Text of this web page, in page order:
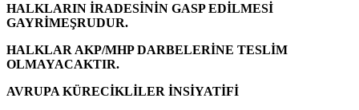
HALKLARIN İRADESİNİN GASP EDİLMESİ
GAYRİMEŞRUDUR.
HALKLAR AKP/MHP DARBELERİNE TESLİM
OLMAYACAKTIR.
AVRUPA KÜRECİKLİLER İNSİYATİFİ